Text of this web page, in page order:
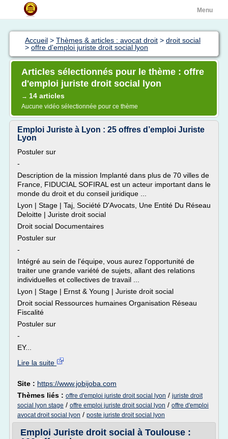
Menu
Accueil > Thèmes & articles : avocat droit > droit social
> offre d'emploi juriste droit social lyon
Articles sélectionnés pour le thème : offre
d'emploi juriste droit social lyon
→ 14 articles
Aucune vidéo sélectionnée pour ce thème
Emploi Juriste à Lyon : 25 offres d’emploi Juriste
Lyon
Postuler sur
-
Description de la mission Implanté dans plus de 70 villes de
France, FIDUCIAL SOFIRAL est un acteur important dans le
monde du droit et du conseil juridique ...
Lyon | Stage | Taj, Société D'Avocats, Une Entité Du Réseau
Deloitte | Juriste droit social
Droit social Documentaires
Postuler sur
-
Intégré au sein de l'équipe, vous aurez l'opportunité de
traiter une grande variété de sujets, allant des relations
individuelles et collectives de travail ...
Lyon | Stage | Ernst & Young | Juriste droit social
Droit social Ressources humaines Organisation Réseau
Fiscalité
Postuler sur
-
EY...
Lire la suite
Site : https://www.jobijoba.com
Thèmes liés : offre d'emploi juriste droit social lyon / juriste droit
social lyon stage / offre emploi juriste droit social lyon / offre d'emploi
avocat droit social lyon / poste juriste droit social lyon
Emploi Juriste droit social à Toulouse :